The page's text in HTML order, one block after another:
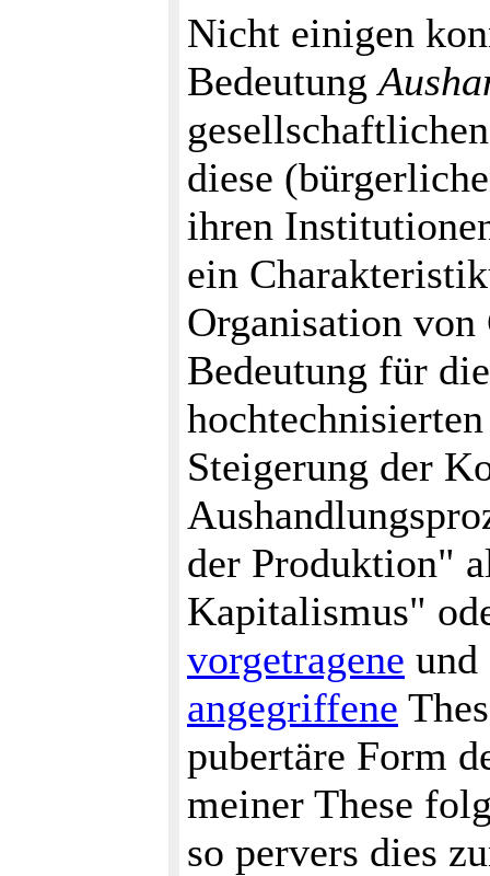
Nicht einigen
Bedeutung
diese
ihren
ein
Organisation von
Bedeutung für
Steigerung der
der Produktion"
Kapitalismus"
vorgetragene und
angegriffene
pubertäre Form
meiner These
so pervers dies